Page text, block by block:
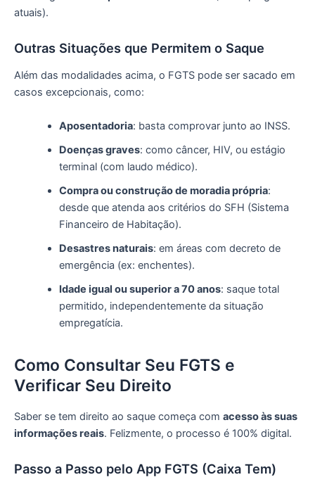
atuais).
Outras Situações que Permitem o Saque
Além das modalidades acima, o FGTS pode ser sacado em
casos excepcionais, como:
Aposentadoria: basta comprovar junto ao INSS.
Doenças graves: como câncer, HIV, ou estágio
terminal (com laudo médico).
Compra ou construção de moradia própria:
desde que atenda aos critérios do SFH (Sistema
Financeiro de Habitação).
Desastres naturais: em áreas com decreto de
emergência (ex: enchentes).
Idade igual ou superior a 70 anos: saque total
permitido, independentemente da situação
empregatícia.
Como Consultar Seu FGTS e
Verificar Seu Direito
Saber se tem direito ao saque começa com acesso às suas
informações reais. Felizmente, o processo é 100% digital.
Passo a Passo pelo App FGTS (Caixa Tem)